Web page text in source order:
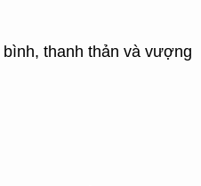
thanh thản và vượng